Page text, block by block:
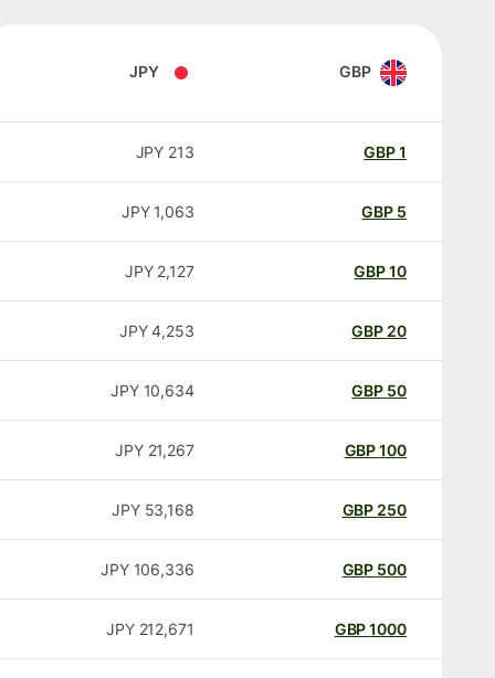
GBP
JPY
GBP
213
JPY
GBP
1,063
JPY
GBP
2,127
JPY
20
GBP
4,253
JPY
50
GBP
10,634
JPY
100
GBP
21,267
JPY
250
GBP
53,168
JPY
500
GBP
106,336
JPY
1000
GBP
212,671
JPY